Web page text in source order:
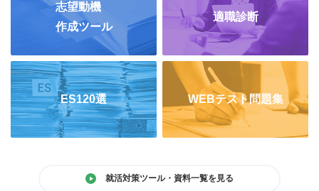
志望動機
作成ツール
適職診断
ES120選 WEBテスト問題集
就活対策ツール・資料一覧を見る